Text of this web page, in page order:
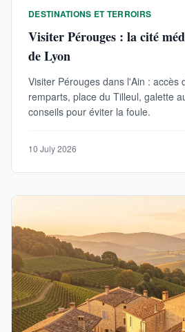
DESTINATIONS ET TERROIRS
Visiter Pérouges : la cité
de Lyon
Visiter Pérouges dans l'Ain : accès
remparts, place du Tilleul, galette
conseils pour éviter la foule.
10 July 2026